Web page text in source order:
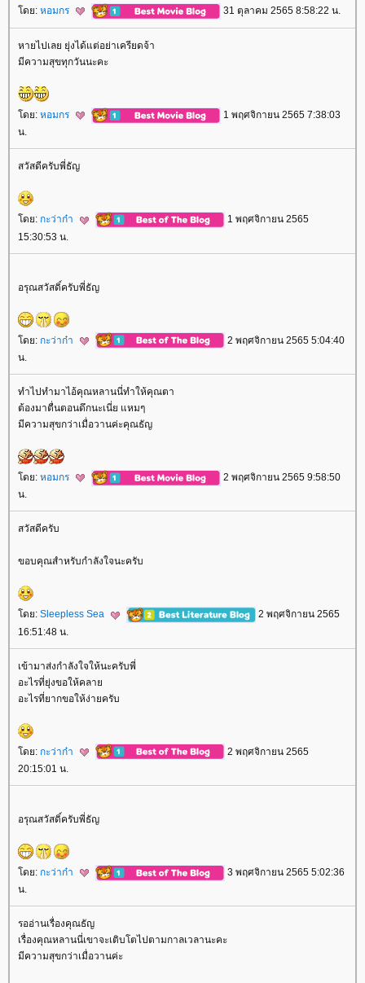
ดย: หอมกร 31 ตุลาคม 2565 8:58:22 น.
หายไปเลย ยุ่งได้แต่อย่าเครียดจ้า
มีความสุขทุกวันนะคะ
ดย: หอมกร
1 พฤศจิกายน 2565 7:38:03
น.
สวัสดีครับพี่ธัญ
ดย: กะว่าก๋า
1 พฤศจิกายน 2565
15:30:53 น.
อรุณสวัสดิ์ครับพี่ธัญ
ดย: กะว่าก๋า
2 พฤศจิกายน 2565 5:04:40
น.
ทำไปทำมาไอ้คุณหลานนี่ทำให้คุณตา
ต้องมาตื่นตอนดึกนะเนี่ย แหมๆ
มีความสุขกว่าเมื่อวานค่ะคุณธัญ
ดย: หอมกร
2 พฤศจิกายน 2565 9:58:50
น.
สวัสดีครับ
ขอบคุณสำหรับกำลังใจนะครับ
ดย: Sleepless Sea
2 พฤศจิกายน 2565
16:51:48 น.
เข้ามาส่งกำลังใจให้นะครับพี่
อะไรที่ยุ่งขอให้คลา
อะไรที่ยากขอให้ง่ายครับ
ดย: กะว่าก๋า
2 พฤศจิกายน 2565
20:15:01 น.
อรุณสวัสดิ์ครับพี่ธัญ
ดย: กะว่าก๋า
3 พฤศจิกายน 2565 5:02:36
น.
รออ่านเรื่องคุณธัญ
เรื่องคุณหลานนี่เขาจะเติบโตไปตามกาลเวลานะคะ
มีความสุขกว่าเมื่อวานค่ะ